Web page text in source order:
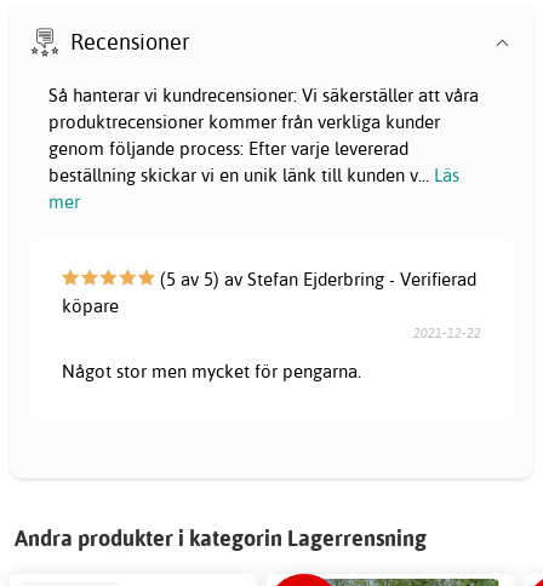
Recensioner
Så hanterar vi kundrecensioner: Vi säkerställer att våra
produktrecensioner kommer från verkliga kunder
genom följande process: Efter varje levererad
beställning skickar vi en unik länk till kunden v... Läs
mer
(5 av 5) av Stefan Ejderbring - Verifierad
köpare
2021-12-22
Något stor men mycket för pengarna.
Andra produkter i kategorin Lagerrensning